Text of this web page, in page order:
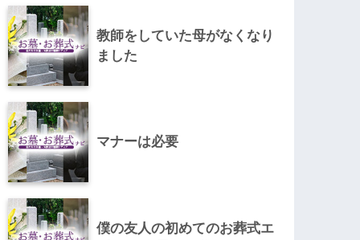
教師をしていた母がなくなり
ました
マナーは必要
僕の友人の初めてのお葬式エ